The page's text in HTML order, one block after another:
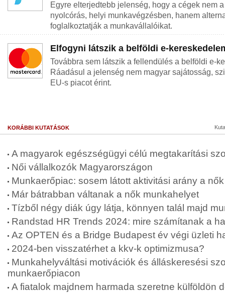
Egyre elterjedtebb jelenség, hogy a cégek nem
nyolcórás, helyi munkavégzésben, hanem
foglalkoztatják a munkavállalóikat.
Elfogyni látszik a belföldi e-
Továbbra sem látszik a fellendülés a belföldi e-
Ráadásul a jelenség nem magyar sajátosság,
EU-s piacot érint.
KORÁBBI KUTATÁSOK
A magyarok egészségügyi célú megtakarítási
Női vállalkozók Magyarországon
Munkaerőpiac: sosem látott aktivitási arány a
Már bátrabban váltanak a nők munkahelyet
Tízből négy diák úgy látja, könnyen talál majd
Randstad HR Trends 2024: mire számítanak a
Az OPTEN és a Bridge Budapest év végi üzleti
2024-ben visszatérhet a kkv-k optimizmusa?
Munkahelyváltási motivációk és álláskeresési
munkaerőpiacon
A fiatalok majdnem harmada szeretne külföldön